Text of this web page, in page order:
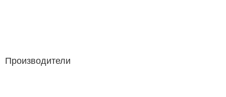
Производители